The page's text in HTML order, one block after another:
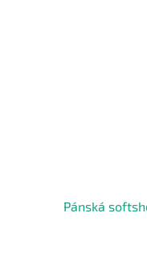
Pánská